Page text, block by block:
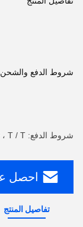
شروط الدفع والشحن
شروط الدفع: T / T ، L / C ، D / P ، T / T ، ويسترن يونيون ، موني جرام
احصل
تفاصيل المنتج